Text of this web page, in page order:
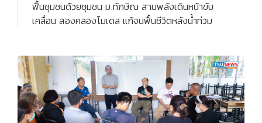
ฟื้นชุมชนด้วยชุมชน ม.ทักษิณ สานพลังเดินหน้าขับ
เคลื่อน สองคลองโมเดล แก้จนฟื้นชีวิตหลังน้ำท่วม